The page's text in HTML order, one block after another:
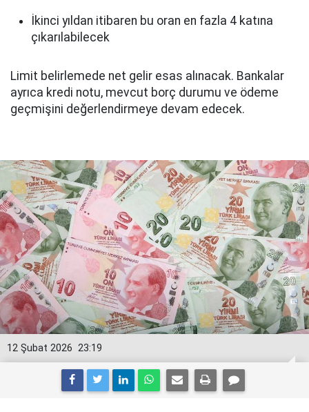
İkinci yıldan itibaren bu oran en fazla 4 katına
çıkarılabilecek
Limit belirlemede net gelir esas alınacak. Bankalar
ayrıca kredi notu, mevcut borç durumu ve ödeme
geçmişini değerlendirmeye devam edecek.
23:19
12 Şubat 2026